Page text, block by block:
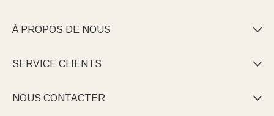
À PROPOS DE NOUS 
SERVICE CLIENTS 
NOUS CONTACTER 